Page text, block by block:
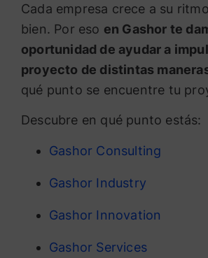
Cada empresa crece a su
bien. Por eso en Gashor te
oportunidad de ayudar a
proyecto de distintas
qué punto se encuentre tu
Descubre en qué punto estás:
Gashor Consulting
Gashor Industry
Gashor Innovation
Gashor Services